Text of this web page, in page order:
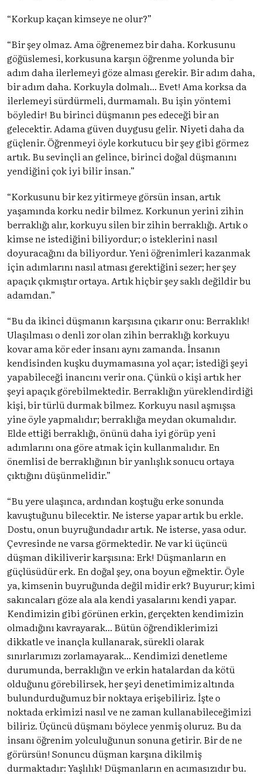
“Korkup kaçan kimseye ne olur?”
“Bir şey olmaz. Ama öğrenemez bir daha. Korkusunu
göğüslemesi, korkusuna karşın öğrenme yolunda bir
adım daha ilerlemeyi göze alması gerekir. Bir adım daha,
bir adım daha. Korkuyla dolmalı... Evet! Ama korksa da
ilerlemeyi sürdürmeli, durmamalı. Bu işin yöntemi
böyledir! Bu birinci düşmanın pes edeceği bir an
gelecektir. Adama güven duygusu gelir. Niyeti daha da
güçlenir. Öğrenmeyi öyle korkutucu bir şey gibi görmez
artık. Bu sevinçli an gelince, birinci doğal düşmanını
yendiğini çok iyi bilir insan.”
“Korkusunu bir kez yitirmeye görsün insan, artık
yaşamında korku nedir bilmez. Korkunun yerini zihin
berraklığı alır, korkuyu silen bir zihin berraklığı. Artık o
kimse ne istediğini biliyordur; o isteklerini nasıl
doyuracağını da biliyordur. Yeni öğrenimleri kazanmak
için adımlarını nasıl atması gerektiğini sezer; her şey
apaçık çıkmıştır ortaya. Artık hiçbir şey saklı değildir bu
adamdan.”
“Bu da ikinci düşmanın karşısına çıkarır onu: Berraklık!
Ulaşılması o denli zor olan zihin berraklığı korkuyu
kovar ama kör eder insanı aynı zamanda. İnsanın
kendisinden kuşku duymamasına yol açar; istediği şeyi
yapabileceği inancını verir ona. Çünkü o kişi artık her
şeyi apaçık görebilmektedir. Berraklığın yüreklendirdiği
kişi, bir türlü durmak bilmez. Korkuyu nasıl aşmışsa
yine öyle yapmalıdır; berraklığa meydan okumalıdır.
Elde ettiği berraklığı, önünü daha iyi görüp yeni
adımlarını ona göre atmak için kullanmalıdır. En
önemlisi de berraklığının bir yanlışlık sonucu ortaya
çıktığını düşünmelidir.”
“Bu yere ulaşınca, ardından koştuğu erke sonunda
kavuştuğunu bilecektir. Ne isterse yapar artık bu erkle.
Dostu, onun buyruğundadır artık. Ne isterse, yasa odur.
Çevresinde ne varsa görmektedir. Ne var ki üçüncü
düşman dikiliverir karşısına: Erk! Düşmanların en
güçlüsüdür erk. En doğal şey, ona boyun eğmektir. Öyle
ya, kimsenin buyruğunda değil midir erk? Buyurur; kimi
sakıncaları göze ala ala kendi yasalarını kendi yapar.
Kendimizin gibi görünen erkin, gerçekten kendimizin
olmadığını kavrayarak... Bütün öğrendiklerimizi
dikkatle ve inançla kullanarak, sürekli olarak
sınırlarımızı zorlamayarak... Kendimizi denetleme
durumunda, berraklığın ve erkin hatalardan da kötü
olduğunu görebilirsek, her şeyi denetimimiz altında
bulundurduğumuz bir noktaya erişebiliriz. İşte o
noktada erkimizi nasıl ve ne zaman kullanabileceğimizi
biliriz. Üçüncü düşmanı böylece yenmiş oluruz. Bu da
insanı öğrenim yolculuğunun sonuna getirir. Bir de ne
görürsün! Sonuncu düşman karşına dikilmiş
durmaktadır: Yaşlılık! Düşmanların en acımasızıdır bu.